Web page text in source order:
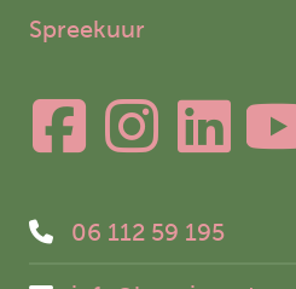
Spreekuur
06 112 59 195